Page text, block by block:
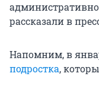
рассказали в
Напомним, в
подростка,